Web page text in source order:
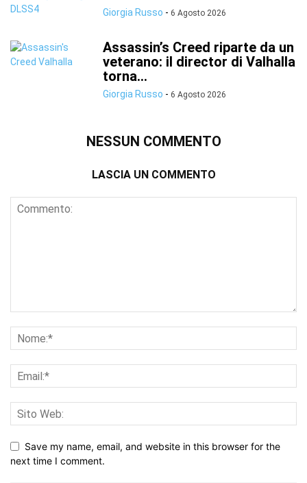
Giorgia Russo - 6 Agosto 2026
Assassin’s Creed riparte da un
veterano: il director di Valhalla
torna...
Giorgia Russo - 6 Agosto 2026
NESSUN COMMENTO
LASCIA UN COMMENTO
Save my name, email, and website in this browser for the
next time I comment.